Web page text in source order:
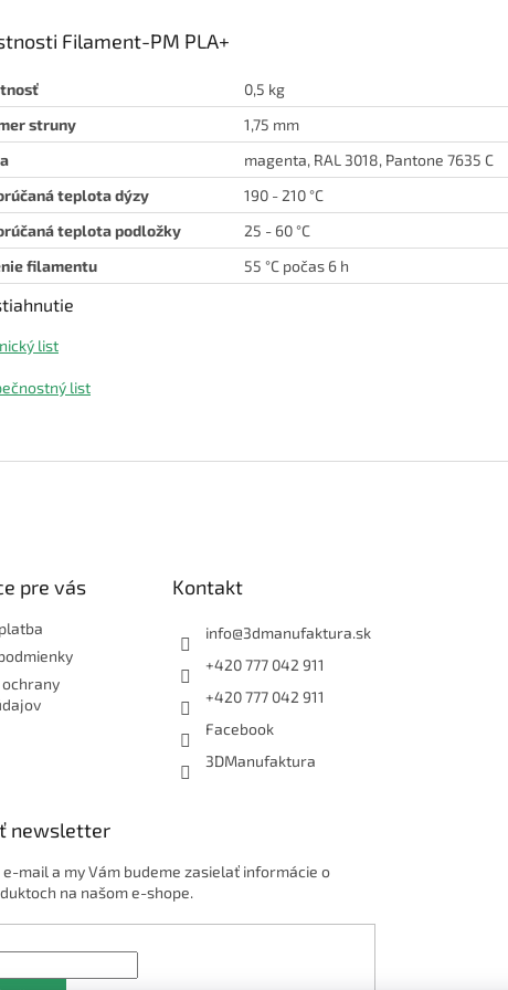
Filament-PM PLA+
0,5 kg
struny
1,75 mm
magenta, RAL 3018, Pantone 7635 C
teplota dýzy
190 - 210 °C
teplota podložky
25 - 60 °C
filamentu
55 °C počas 6 h
list
list
pre vás
ochrany
Kontakt
info@3dmanufaktura.sk
+420 777 042 911
+420 777 042 911
Facebook
3DManufaktura
newsletter
mail a my Vám budeme zasielať informácie o
na našom e-shope.